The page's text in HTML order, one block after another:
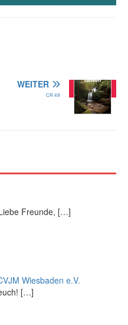
WEITER
CR 49
Freunde, […]
Wiesbaden e.V.
[…]